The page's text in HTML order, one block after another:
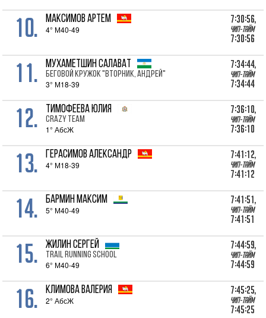
10. МАКСИМОВ Артем
4° М40-49
7:30:56,
Чип-тайм
7:30:56
11. МУХАМЕТШИН Салават
беговой кружок "Вторник, Андрей"
3° М18-39
7:34:44,
Чип-тайм
7:34:44
12. ТИМОФЕЕВА Юлия
CRAZY TEAM
1° АбсЖ
7:36:10,
Чип-тайм
7:36:10
13. ГЕРАСИМОВ Александр
4° М18-39
7:41:12,
Чип-тайм
7:41:12
14. БАРМИН Максим
5° М40-49
7:41:51,
Чип-тайм
7:41:51
15. ЖИЛИН Сергей
Trail Running School
6° М40-49
7:44:59,
Чип-тайм
7:44:59
16. КЛИМОВА Валерия
2° АбсЖ
7:45:25,
Чип-тайм
7:45:25